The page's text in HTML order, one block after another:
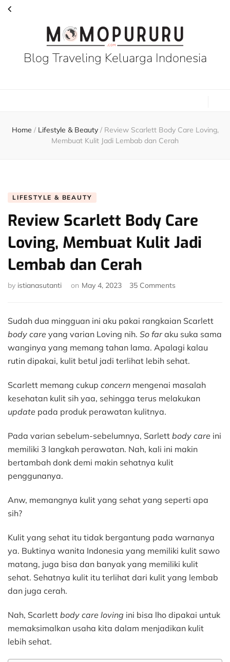
Blog Traveling Keluarga Indonesia
Home / Lifestyle & Beauty / Review Scarlett Body Care Loving,
Membuat Kulit Jadi Lembab dan Cerah
LIFESTYLE & BEAUTY
Review Scarlett Body Care
Loving, Membuat Kulit Jadi
Lembab dan Cerah
by istianasutanti on May 4, 2023 35 Comments
Body
Loving,
Membuat
Kulit
Lembab
Cerah
Sudah dua mingguan ini aku pakai rangkaian Scarlett
body care yang varian Loving nih. So faraku suka sama
wanginya yang memang tahan lama. Apalagi kalau
rutin dipakai, kulit betul jadi terlihat lebih sehat.
Scarlett memang cukup concern mengenai masalah
kesehatan kulit sih yaa, sehingga terus melakukan
update pada produk perawatan kulitnya.
Pada varian sebelum-sebelumnya, Sarlett body care ini
memiliki 3 langkah perawatan. Nah, kali ini makin
bertambah donk demi makin sehatnya kulit
penggunanya.
Anw, memangnya kulit yang sehat yang seperti apa
sih?
Kulit yang sehat itu tidak bergantung pada warnanya
ya. Buktinya wanita Indonesia yang memiliki kulit sawo
matang, juga bisa dan banyak yang memiliki kulit
sehat. Sehatnya kulit itu terlihat dari kulit yang lembab
dan juga cerah.
Nah, Scarlett body care loving ini bisa lho dipakai untuk
memaksimalkan usaha kita dalam menjadikan kulit
lebih sehat.